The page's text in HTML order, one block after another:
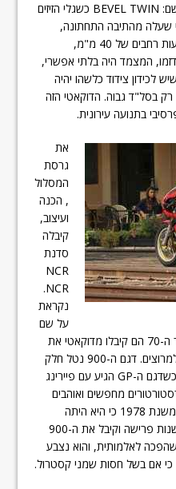
לשלדה ולמנוע. המנוע קיבל את השם: BEVEL TWIN כשגלי הזיזים
שעלה מהתיבה התחתונה,
הקרבורטורים של דלאורטו פערו לועות רחבים של 40 מ"מ,
המצמד היה בלתי אפשרי,
לכידון צידוד כלשהו יהיה
רק בסל"ד גבוה. הדוקאטי הזה
בתנועה עירונית.
את
גרסת
המסלול
, הכנה
ועיצוב,
קיבלה
סדנת
NCR
.NCR
נקראת
על שם
נפוטי קראצ'י וריזי ולאורכו של עשור ה-70 הם קיבלו מדוקאטי את
המנדט להכין להם את האופנועים למרוצים. דגם ה-900 נטל חלק
בשתי סדרות מרוץ: GP ואנדורנס, כשדגם ה-GP הגיע עם פיירינג
מחפשים ואוהבים
לשפץ את גרסת ההיילווד-רפליקה משנת 1978 כי היא היתה
האחרונה שלו. מייק חזר לאחר 11 שנות פרישה וקיבל את ה-900
הזה, על זנבו שורטטה הספרה 12 שהפכה לאלמותית, והוא נצבע
כי אם בשל חסות שמני קסטרול.